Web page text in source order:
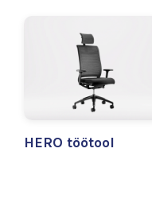
HERO töötool